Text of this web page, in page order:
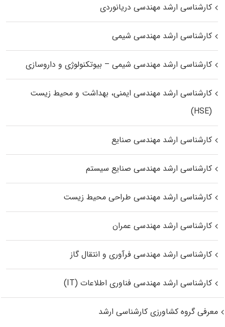
کارشناسی ارشد مهندسی دریانوردی
کارشناسی ارشد مهندسی شیمی
کارشناسی ارشد مهندسی شیمی – بیوتکنولوژی و داروسازی
کارشناسی ارشد مهندسی ایمنی، بهداشت و محیط زیست
(HSE)
کارشناسی ارشد مهندسی صنایع
کارشناسی ارشد مهندسی صنایع سیستم
کارشناسی ارشد مهندسی طراحی محیط زیست
کارشناسی ارشد مهندسی عمران
کارشناسی ارشد مهندسی فرآوری و انتقال گاز
کارشناسی ارشد مهندسی فناوری اطلاعات (IT)
معرفی گروه کشاورزی کارشناسی ارشد